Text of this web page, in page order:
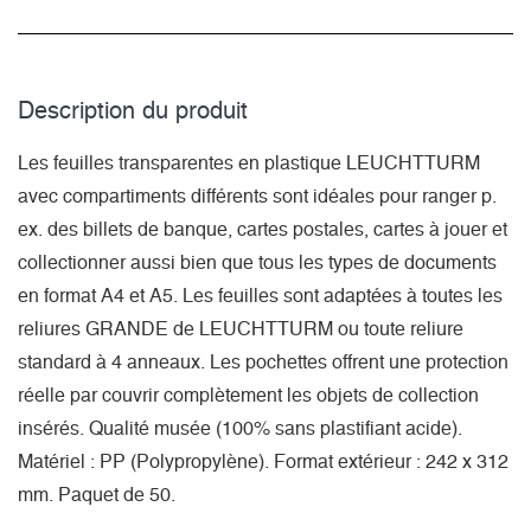
Description du­ produit
Les feuilles transparentes en plastique LEUCHTTURM
avec compartiments différents sont idéales pour ranger p.
ex. des billets de banque, cartes postales, cartes à jouer et
collectionner aussi bien que tous les types de documents
en format A4 et A5. Les feuilles sont adaptées à toutes les
reliures GRANDE de LEUCHTTURM ou toute reliure
standard à 4 anneaux. Les pochettes offrent une protection
réelle par couvrir complètement les objets de collection
insérés. Qualité musée (100% sans plastifiant acide).
Matériel : PP (Polypropylène). Format extérieur : 242 x 312
mm. Paquet de 50.